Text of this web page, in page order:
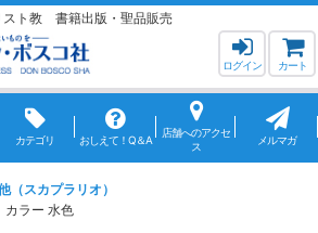
スト教 書籍出版・聖品販売
ログイン カート
カテゴリ おしえて！Q＆A
店舗へのアクセ
ス
メルマガ
（スカプラリオ）
ラー 水色